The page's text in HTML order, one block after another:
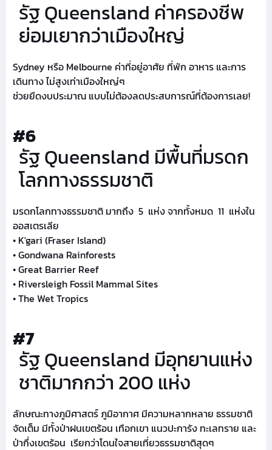
รัฐ Queensland ค่าครองชีพ
ย่อมเยากว่าเมืองใหญ่
Sydney หรือ Melbourne ค่าที่อยู่อาศัย ที่พัก อาหาร และการ
เดินทาง ไม่สูงเท่าเมืองใหญ่ๆ
ช่วยยืดงบประมาณ แบบไม่ต้องลดประสบการณ์ที่ต้องการเลย!
#6
รัฐ Queensland มีพื้นที่มรดก
โลกทางธรรมชาติ
มรดกโลกทางธรรมชาติ มากถึง 5 แห่ง จากทั้งหมด 11 แห่งใน
ออสเตรเลีย
• K'gari (Fraser Island)
• Gondwana Rainforests
• Great Barrier Reef
• Riversleigh Fossil Mammal Sites
• The Wet Tropics
#7
รัฐ Queensland มีอุทยานแห่ง
ชาติมากกว่า 200 แห่ง
ลักษณะทางภูมิศาสตร์ ภูมิอากาศ มีความหลากหลาย ธรรมชาติ
จัดเต็ม มีทั้งป่าฝนเขตร้อน เทือกเขา แนวปะการัง ทะเลทราย และ
ป่ากึ่งเขตร้อน เรียกว่าโดนใจสายเที่ยวธรรมชาติสุดๆ